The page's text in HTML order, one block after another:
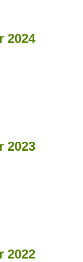
2024
2023
2022